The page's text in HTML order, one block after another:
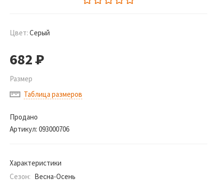
Цвет: Серый
682Р
Размер
Таблица размеров
Продано
Артикул: 093000706
Характеристики
Сезон: Весна-Осень